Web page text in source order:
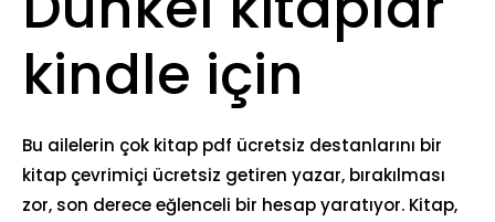
kindle için
Bu ailelerin çok kitap pdf ücretsiz destanlarını bir
kitap çevrimiçi ücretsiz getiren yazar, bırakılması
zor, son derece eğlenceli bir hesap yaratıyor. Kitap,